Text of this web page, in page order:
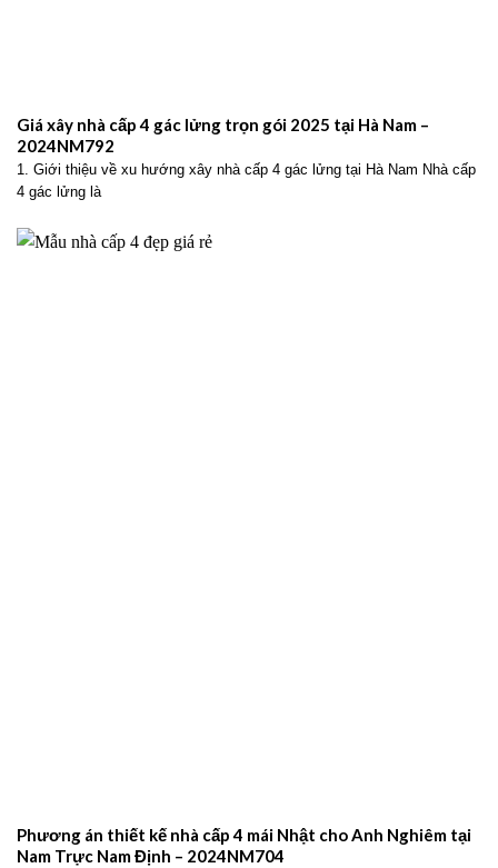
Giá xây nhà cấp 4 gác lửng trọn gói 2025 tại Hà Nam –
2024NM792
1. Giới thiệu về xu hướng xây nhà cấp 4 gác lửng tại Hà Nam Nhà cấp
4 gác lửng là
Phương án thiết kế nhà cấp 4 mái Nhật cho Anh Nghiêm tại
Nam Trực Nam Định – 2024NM704